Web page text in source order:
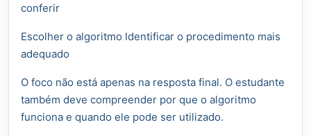
conferir
Escolher o algoritmo Identificar o procedimento mais
adequado
O foco não está apenas na resposta final. O estudante
também deve compreender por que o algoritmo
funciona e quando ele pode ser utilizado.